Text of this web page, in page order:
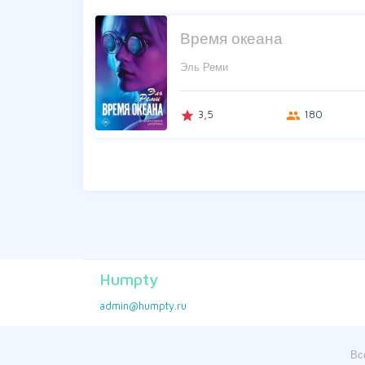
Время океана
Эль Реми
grade 3,5 group 180
Humpty
admin@humpty.ru